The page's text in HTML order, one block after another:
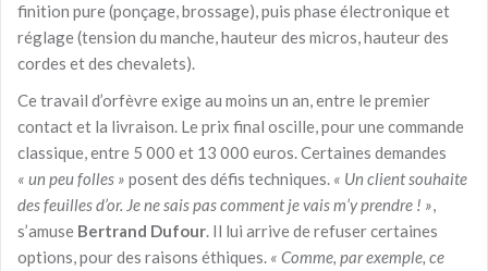
finition pure (ponçage, brossage), puis phase électronique et
réglage (tension du manche, hauteur des micros, hauteur des
cordes et des chevalets).
Ce travail d’orfèvre exige au moins un an, entre le premier
contact et la livraison. Le prix final oscille, pour une commande
classique, entre 5 000 et 13 000 euros. Certaines demandes
« un peu folles » posent des défis techniques. « Un client souhaite
des feuilles d’or. Je ne sais pas comment je vais m’y prendre ! »,
s’amuse Bertrand Dufour. Il lui arrive de refuser certaines
options, pour des raisons éthiques. « Comme, par exemple, ce